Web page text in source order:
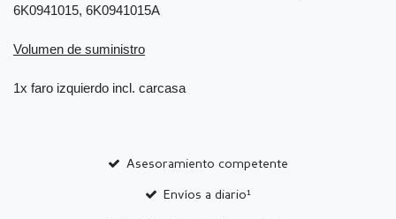
6K0941015, 6K0941015A
Volumen de suministro
1x faro izquierdo incl. carcasa
Asesoramiento competente
Envíos a diario¹